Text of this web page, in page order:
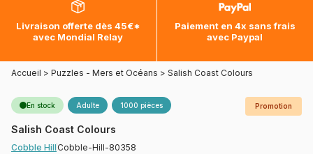
Livraison offerte dès 45€*
avec Mondial Relay
Paiement en 4x sans frais
avec Paypal
Accueil > Puzzles - Mers et Océans > Salish Coast Colours
En stock Adulte 1000 pièces Promotion
Salish Coast Colours
Cobble Hill Cobble-Hill-80358